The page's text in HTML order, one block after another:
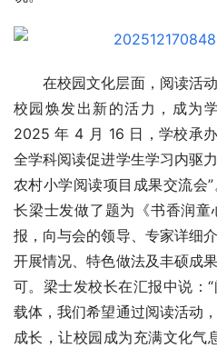
在校园文化层面，阅读活
校园焕发出新的活力，成为
2025 年 4 月 16 日，学校承
全学科阅读促进学生学习内驱
农村小学阅读项目成果交流会
长梁士发做了题为《书香润
报，向与会的领导、专家详细
开展情况、特色做法及丰硕成
可。梁士发校长在汇报中说：
载体，我们希望通过阅读活动
成长，让校园成为充满文化气